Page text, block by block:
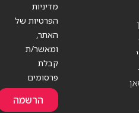
מדיניות
הפרטיות של
האתר,
ומאשר/ת
קבלת
פרסומים
הרשמה